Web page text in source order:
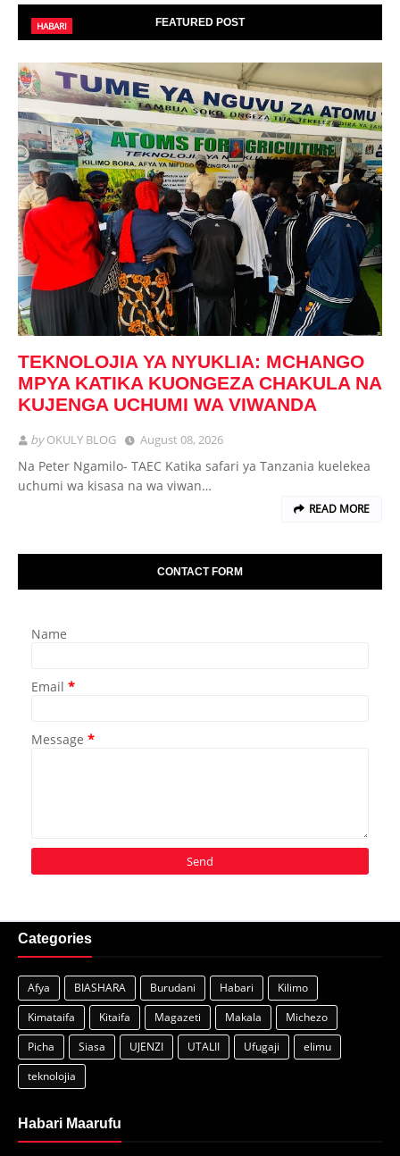
FEATURED POST
HABARI
TEKNOLOJIA YA NYUKLIA: MCHANGO
MPYA KATIKA KUONGEZA CHAKULA NA
KUJENGA UCHUMI WA VIWANDA
byOKULY BLOG August 08, 2026
Na Peter Ngamilo- TAEC Katika safari ya Tanzania kuelekea
uchumi wa kisasa na wa viwan…
READ MORE
CONTACT FORM
Name
Email *
Message *
Categories
Afya BIASHARA Burudani Habari
Kilimo
Kimataifa
Kitaifa Magazeti Makala
Michezo
Picha
Siasa UJENZI UTALII Ufugaji
elimu
teknolojia
Habari Maarufu